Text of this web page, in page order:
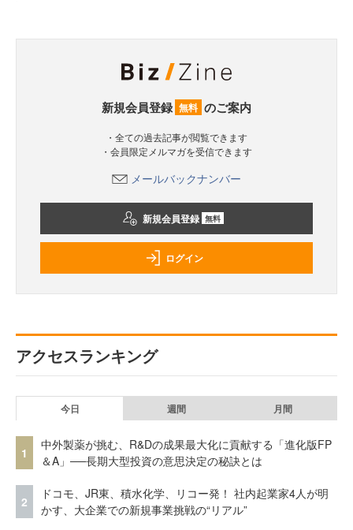
新規会員登録 無料 のご案内
・全ての過去記事が閲覧できます
・会員限定メルマガを受信できます
メールバックナンバー
新規会員登録 無料
ログイン
アクセスランキング
今日 週間 月間
1
中外製薬が挑む、R&Dの成果最大化に貢献する「進化版FP
＆A」──長期大型投資の意思決定の秘訣とは
2
ドコモ、JR東、積水化学、リコー発！ 社内起業家4人が明
かす、大企業での新規事業挑戦の“リアル”